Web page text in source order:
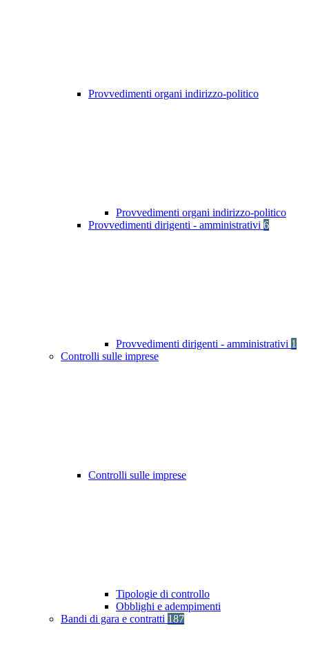
Provvedimenti organi indirizzo-politico
Provvedimenti organi indirizzo-politico
Provvedimenti dirigenti - amministrativi 6
Provvedimenti dirigenti - amministrativi 1
Controlli sulle imprese
Controlli sulle imprese
Tipologie di controllo
Obblighi e adempimenti
Bandi di gara e contratti 187